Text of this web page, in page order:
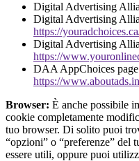
Digital Advertising
Digital Advertising
https://
Digital Advertising
https://
DAA AppChoices
https://
Browser: È anche possibile
cookie completamente
tuo browser. Di solito puoi
“opzioni” o “preferenze” del
essere utili, oppure puoi